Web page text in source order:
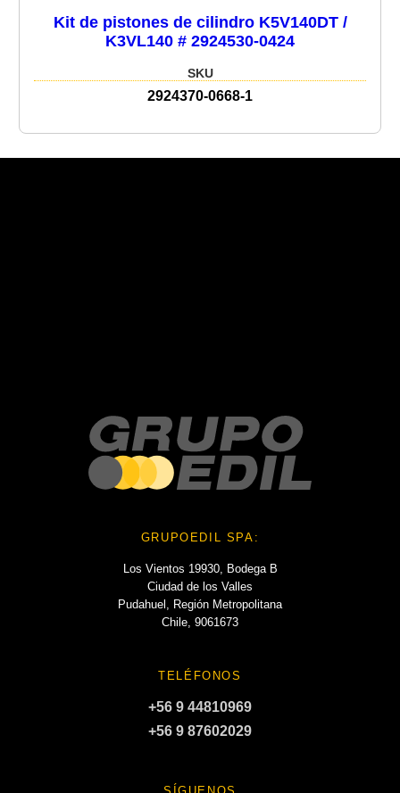
Kit de pistones de cilindro K5V140DT /
K3VL140 # 2924530-0424
SKU
2924370-0668-1
GRUPOEDIL SPA:
Los Vientos 19930, Bodega B
Ciudad de los Valles
Pudahuel, Región Metropolitana
Chile, 9061673
TELÉFONOS
+56 9 44810969
+56 9 87602029